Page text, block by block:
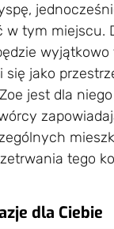
w tym miejscu.
wyjątkowo
się jako
jest dla
tego
dla Ciebie